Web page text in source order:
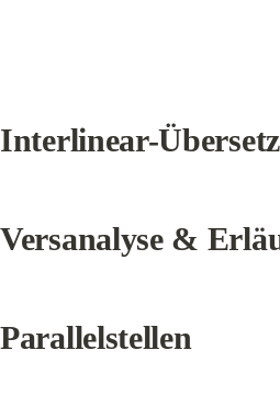
Interlinear-
Versanalyse &
Parallelstellen